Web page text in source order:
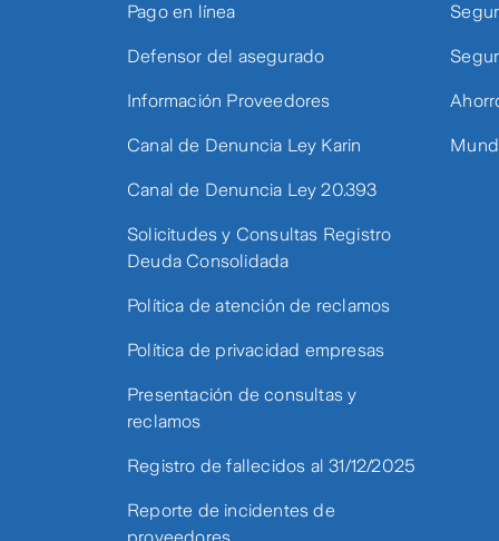
Pago en línea
Defensor del asegurado
Información Proveedores
Canal de Denuncia Ley Karin
Canal de Denuncia Ley 20.393
Solicitudes y Consultas Registro
Deuda Consolidada
Política de atención de reclamos
Política de privacidad empresas
Presentación de consultas y
reclamos
Registro de fallecidos al 31/12/2025
Reporte de incidentes de
proveedores